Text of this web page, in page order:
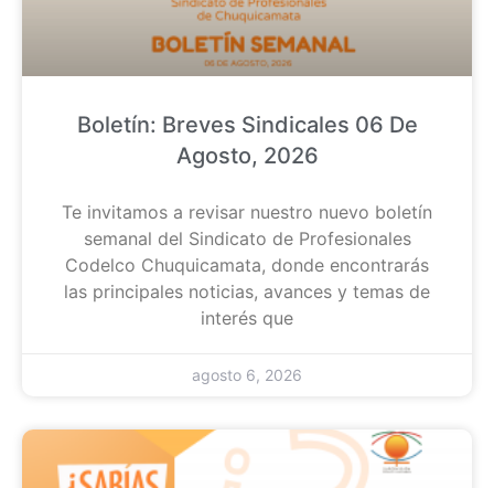
Boletín: Breves Sindicales 06 De
Agosto, 2026
Te invitamos a revisar nuestro nuevo boletín
semanal del Sindicato de Profesionales
Codelco Chuquicamata, donde encontrarás
las principales noticias, avances y temas de
interés que
agosto 6, 2026